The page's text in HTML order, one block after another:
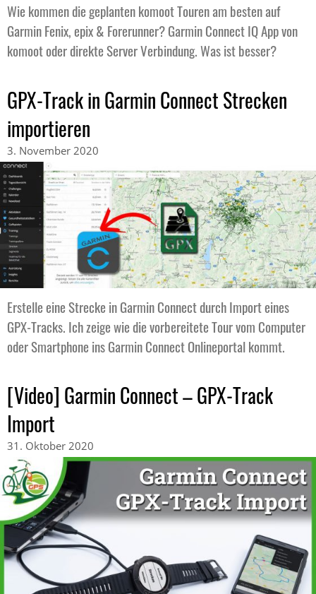
Wie kommen die geplanten komoot Touren am besten auf
Garmin Fenix, epix & Forerunner? Garmin Connect IQ App von
komoot oder direkte Server Verbindung. Was ist besser?
GPX-Track in Garmin Connect Strecken
importieren
3. November 2020
Erstelle eine Strecke in Garmin Connect durch Import eines
GPX-Tracks. Ich zeige wie die vorbereitete Tour vom Computer
oder Smartphone ins Garmin Connect Onlineportal kommt.
[Video] Garmin Connect – GPX-Track
Import
31. Oktober 2020